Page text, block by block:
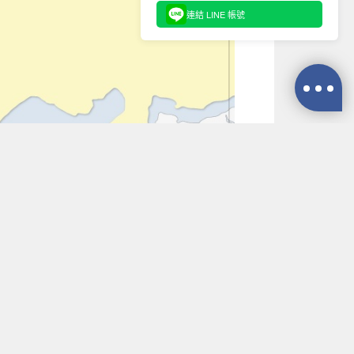
連結 LINE 帳號